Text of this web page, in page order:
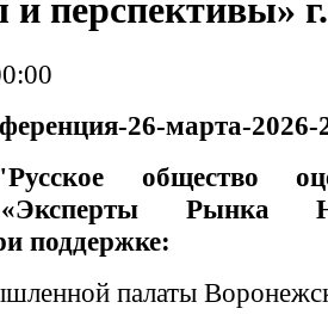
и перспективы»
Русское общество
Рынка
поддержке:
палаты